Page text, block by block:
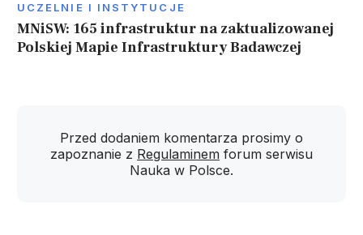
UCZELNIE I INSTYTUCJE
MNiSW: 165 infrastruktur na zaktualizowanej
Polskiej Mapie Infrastruktury Badawczej
Przed dodaniem komentarza prosimy o
zapoznanie z Regulaminem forum serwisu
Nauka w Polsce.